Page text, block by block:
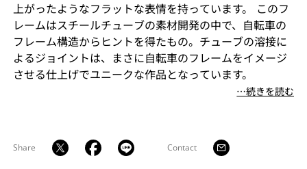
上がったようなフラットな表情を持っています。 このフ
レームはスチールチューブの素材開発の中で、自転車の
フレーム構造からヒントを得たもの。チューブの溶接に
よるジョイントは、まさに自転車のフレームをイメージ
させる仕上げでユニークな作品となっています。
※商品画像はマットタイプです。
⋯続きを読む
Share Contact